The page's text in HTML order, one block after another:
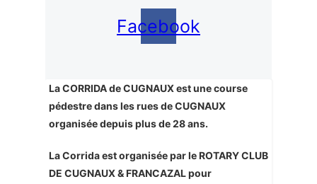
Facebook
La CORRIDA de CUGNAUX est une course
pédestre dans les rues de CUGNAUX
organisée depuis plus de 28 ans.
La Corrida est organisée par le ROTARY CLUB
DE CUGNAUX & FRANCAZAL pour